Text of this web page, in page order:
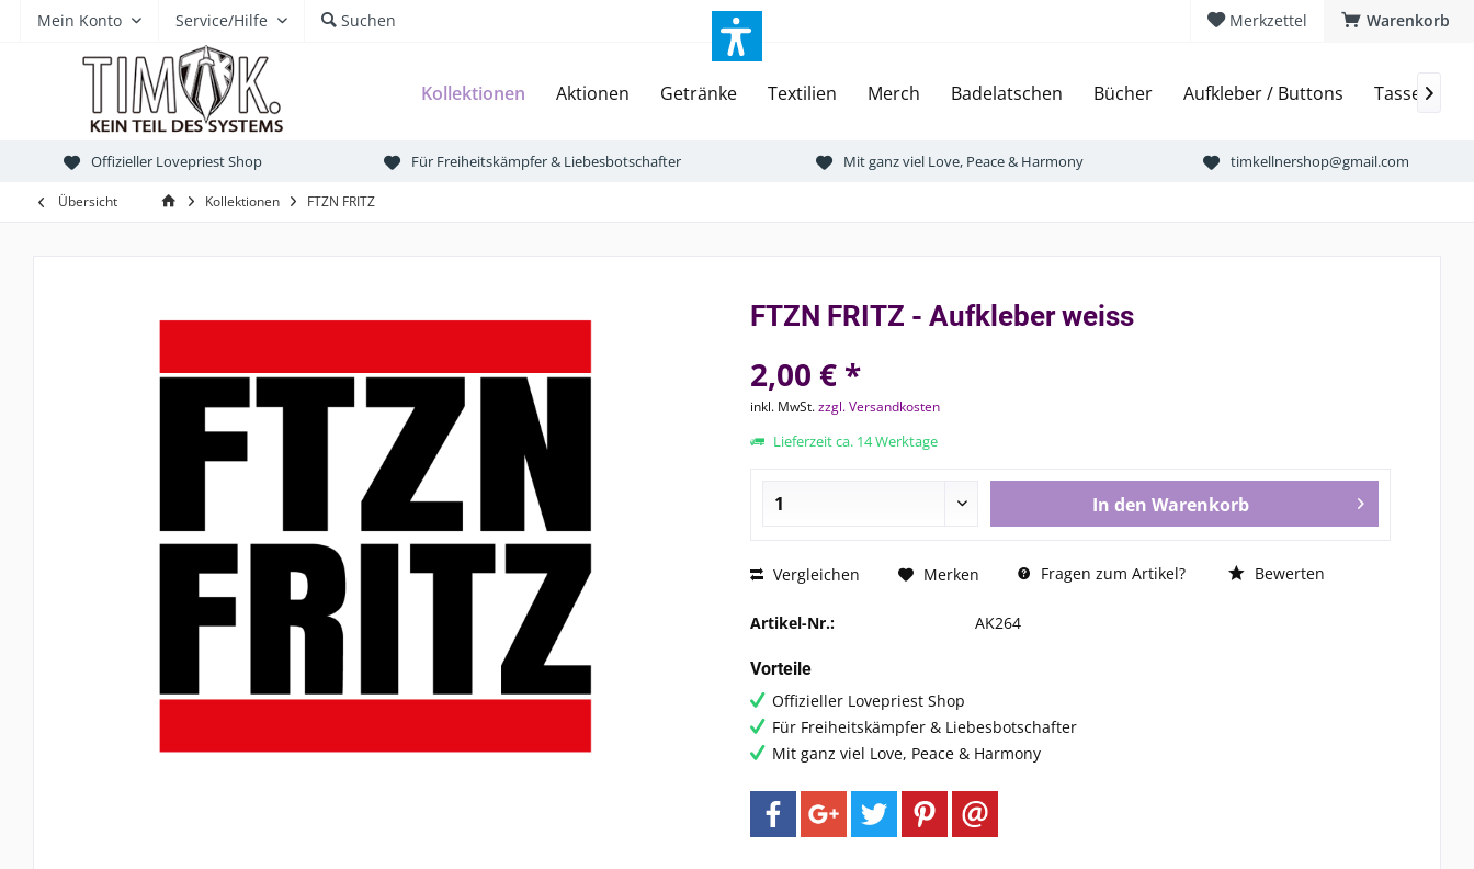
Warenkorb
Merkzettel
Mein Konto Service/Hilfe Suchen
Kollektionen Aktionen Getränke Textilien Merch Badelatschen Bücher Aufkleber / Buttons Tassen &

Offizieller Lovepriest Shop Für Freiheitskämpfer & Liebesbotschafter Mit ganz viel Love, Peace & Harmony timkellnershop@gmail.com
Übersicht Kollektionen FTZN FRITZ
FTZN FRITZ - Aufkleber weiss
2,00 € *
inkl. MwSt.zzgl. Versandkosten
Lieferzeit ca. 14 Werktage
In den Warenkorb
Vergleichen Merken Fragen zum Artikel? Bewerten
Artikel-Nr.: AK264
Vorteile
Offizieller Lovepriest Shop
Für Freiheitskämpfer & Liebesbotschafter
Mit ganz viel Love, Peace & Harmony